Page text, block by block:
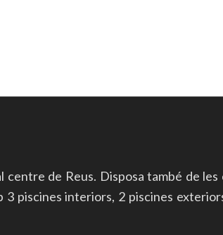
centre de Reus. Disposa també de
piscines interiors, 2 piscines